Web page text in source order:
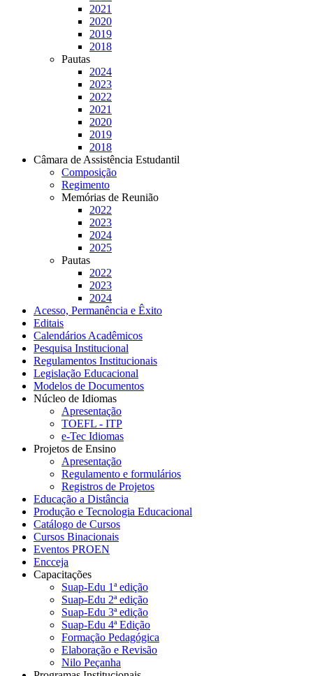
2021
2020
2019
2018
Pautas
2024
2023
2022
2021
2020
2019
2018
Câmara de Assistência Estudantil
Composição
Regimento
Memórias de Reunião
2022
2023
2024
2025
Pautas
2022
2023
2024
Acesso, Permanência e Êxito
Editais
Calendários Acadêmicos
Pesquisa Institucional
Regulamentos Institucionais
Legislação Educacional
Modelos de Documentos
Núcleo de Idiomas
Apresentação
TOEFL - ITP
e-Tec Idiomas
Projetos de Ensino
Apresentação
Regulamento e formulários
Registros de Projetos
Educação a Distância
Produção e Tecnologia Educacional
Catálogo de Cursos
Cursos Binacionais
Eventos PROEN
Encceja
Capacitações
Suap-Edu 1ª edição
Suap-Edu 2ª edição
Suap-Edu 3ª edição
Suap-Edu 4ª Edição
Formação Pedagógica
Elaboração e Revisão
Nilo Peçanha